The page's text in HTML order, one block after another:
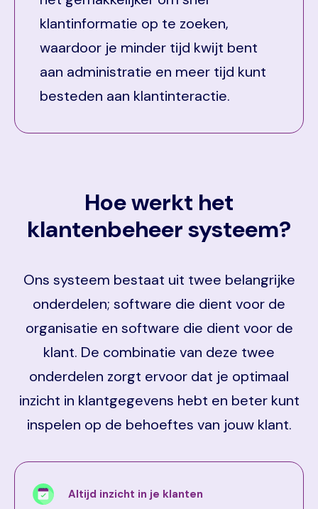
klantinformatie op te zoeken,
waardoor je minder tijd kwijt bent
aan administratie en meer tijd kunt
besteden aan klantinteractie.
Hoe werkt het
klantenbeheer systeem?
Ons systeem bestaat uit twee belangrijke
onderdelen; software die dient voor de
organisatie en software die dient voor de
klant. De combinatie van deze twee
onderdelen zorgt ervoor dat je optimaal
inzicht in klantgegevens hebt en beter kunt
inspelen op de behoeftes van jouw klant.
Altijd inzicht in je klanten